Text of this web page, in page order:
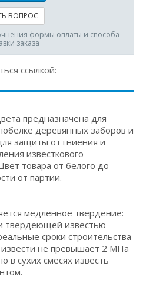
ВОПРОС
формы оплаты и способа
заказа
ссылкой:
предназначена для
деревянных заборов и
защиты от гниения и
известкового
товара от белого до
от партии.
медленное твердение:
твердеющей известью
сроки строительства
не превышает 2 МПа
в сухих смесях известь